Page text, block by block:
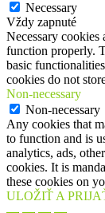
Necessary
Vždy zapnuté
Necessary cookies
function properly.
basic
cookies do not
Non-necessary
Non-necessary
Any cookies that
to function and is
analytics, ads,
cookies. It is
these cookies on
ULOŽIŤ A